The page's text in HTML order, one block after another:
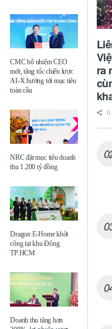
CMC bổ nhiệm CEO
mới, tăng tốc chiến lược
AI-X hướng tới mục tiêu
toàn cầu
NRC đặt mục tiêu doanh
thu 1.200 tỷ đồng
Dragon E-Home khởi
công tại khu Đông
TP.HCM
Doanh thu tăng hơn
ra
0